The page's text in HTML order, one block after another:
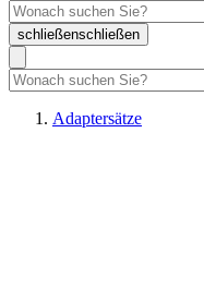
schließenschließen
Adaptersätze